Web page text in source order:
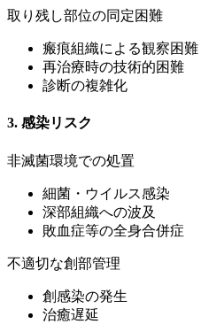
取り残し部位の同定困難
瘢痕組織による観察困難
再治療時の技術的困難
診断の複雑化
3. 感染リスク
非滅菌環境での処置
細菌・ウイルス感染
深部組織への波及
敗血症等の全身合併症
不適切な創部管理
創感染の発生
治癒遅延